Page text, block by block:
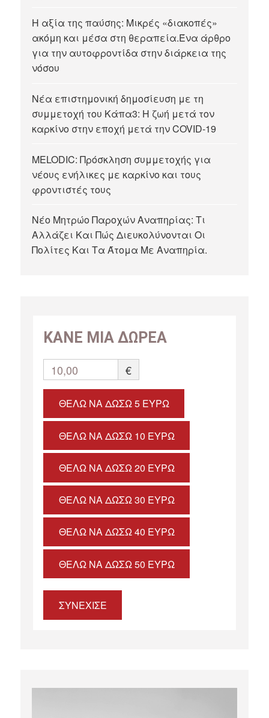
Η αξία της παύσης: Μικρές «διακοπές»
ακόμη και μέσα στη θεραπεία.Ένα άρθρο
για την αυτοφροντίδα στην διάρκεια της
νόσου
Νέα επιστημονική δημοσίευση με τη
συμμετοχή του Κάπα3: Η ζωή μετά τον
καρκίνο στην εποχή μετά την COVID-19
MELODIC: Πρόσκληση συμμετοχής για
νέους ενήλικες με καρκίνο και τους
φροντιστές τους
Νέο Μητρώο Παροχών Αναπηρίας: Τι
Αλλάζει Και Πώς Διευκολύνονται Οι
Πολίτες Και Τα Άτομα Με Αναπηρία.
ΚΑΝΕ ΜΙΑ ΔΩΡΕΑ
10,00 €
ΘΈΛΩ ΝΑ ΔΏΣΩ 5 ΕΥΡΏ
ΘΈΛΩ ΝΑ ΔΏΣΩ 10 ΕΥΡΏ
ΘΈΛΩ ΝΑ ΔΏΣΩ 20 ΕΥΡΏ
ΘΈΛΩ ΝΑ ΔΏΣΩ 30 ΕΥΡΏ
ΘΈΛΩ ΝΑ ΔΏΣΩ 40 ΕΥΡΏ
ΘΈΛΩ ΝΑ ΔΏΣΩ 50 ΕΥΡΏ
ΣΥΝΕΧΙΣΕ